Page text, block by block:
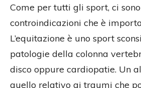
Come per tutti gli sport, ci
controindicazioni che è
L’equitazione è uno sport
patologie della colonna
disco oppure cardiopatie. Un
quello relativo ai traumi che